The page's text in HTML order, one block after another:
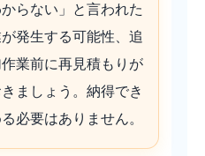
らない」と言われた
発生する可能性、追
業前に再見積もりが
ましょう。納得でき
必要はありません。